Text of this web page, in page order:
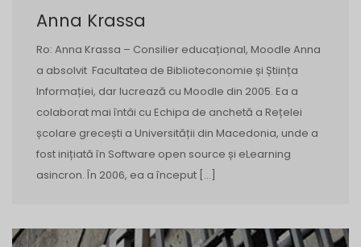
Anna Krassa
Ro: Anna Krassa – Consilier educațional, Moodle Anna
a absolvit Facultatea de Biblioteconomie și Știința
Informației, dar lucrează cu Moodle din 2005. Ea a
colaborat mai întâi cu Echipa de anchetă a Rețelei
școlare grecești a Universității din Macedonia, unde a
fost inițiată în Software open source și eLearning
asincron. În 2006, ea a început […]